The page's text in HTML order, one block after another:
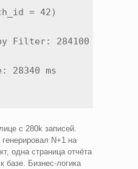
= 42)
by Filter: 284100
28340 ms
с 280k записей.
N+1 на
одна страница отчёта
базе. Бизнес-логика